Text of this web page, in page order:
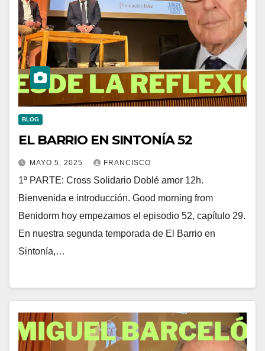
BLOG
EL BARRIO EN SINTONÍA 52
MAYO 5, 2025 FRANCISCO
1ª PARTE: Cross Solidario Doblé amor 12h.
Bienvenida e introducción. Good morning from
Benidorm hoy empezamos el episodio 52, capítulo 29.
En nuestra segunda temporada de El Barrio en
Sintonía,…